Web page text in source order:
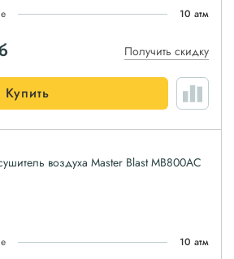
10 атм
Получить скидку
Купить
воздуха Master Blast MB800AC
10 атм